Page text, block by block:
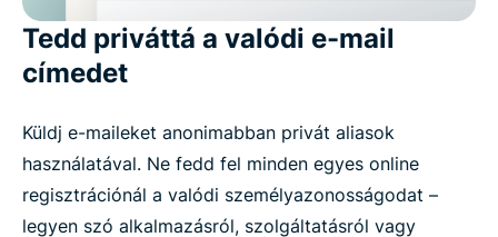
Tedd priváttá a valódi e-mail
címedet
Küldj e-maileket anonimabban privát aliasok
használatával. Ne fedd fel minden egyes online
regisztrációnál a valódi személyazonosságodat –
legyen szó alkalmazásról, szolgáltatásról vagy